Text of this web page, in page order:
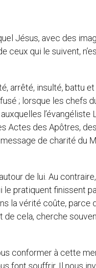
Jésus, avec des
ceux qui le suivent,
arrêté, insulté, battu
; lorsque les chefs
l’évangéliste
Actes des Apôtres, des
de charité du
de lui. Au
le pratiquent finissent
la vérité coûte, parce
de cela, cherche
conformer à cette
font souffrir. Il nous